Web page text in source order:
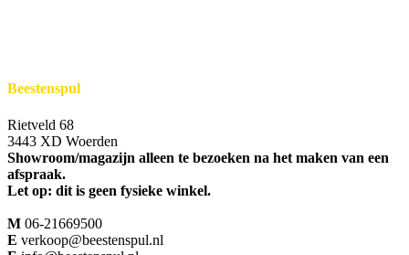
Beestenspul
Rietveld 68
3443 XD Woerden
Showroom/magazijn alleen te bezoeken na het maken van een
afspraak.
Let op: dit is geen fysieke winkel.
M 06-21669500
E verkoop@beestenspul.nl